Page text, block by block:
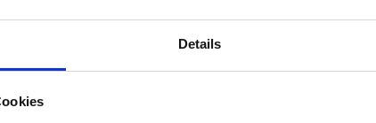
Details
€ * ab 6,15 € *